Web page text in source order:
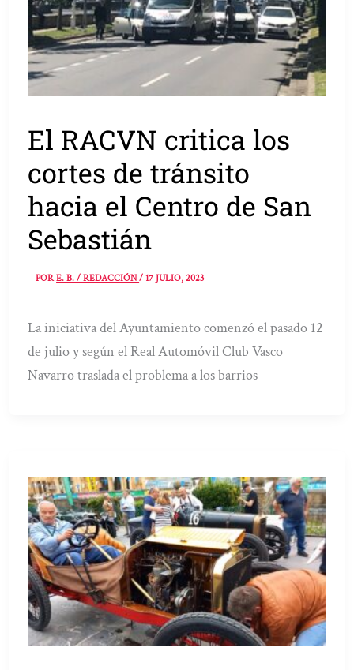
El RACVN critica los
cortes de tránsito
hacia el Centro de San
Sebastián
PORE. B. / REDACCIÓN/17 JULIO, 2023
La iniciativa del Ayuntamiento comenzó el pasado 12
de julio y según el Real Automóvil Club Vasco
Navarro traslada el problema a los barrios